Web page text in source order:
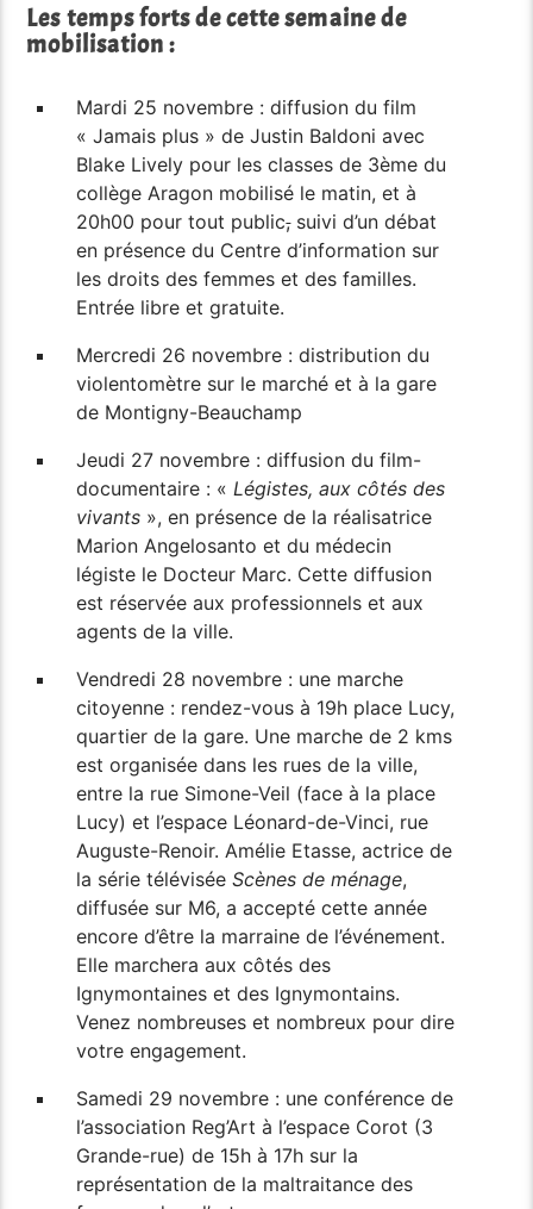
Les temps forts de cette semaine de
mobilisation :
Mardi 25 novembre : diffusion du film
« Jamais plus » de Justin Baldoni avec
Blake Lively pour les classes de 3ème du
collège Aragon mobilisé le matin, et à
20h00 pour tout public,suivi d’un débat
en présence du Centre d’information sur
les droits des femmes et des familles.
Entrée libre et gratuite.
Mercredi 26 novembre : distribution du
violentomètre sur le marché et à la gare
de Montigny-Beauchamp
Jeudi 27 novembre : diffusion du film-
documentaire : «Légistes, aux côtés des
vivants », en présence de la réalisatrice
Marion Angelosanto et du médecin
légiste le Docteur Marc. Cette diffusion
est réservée aux professionnels et aux
agents de la ville.
Vendredi 28 novembre : une marche
citoyenne : rendez-vous à 19h place Lucy,
quartier de la gare. Une marche de 2 kms
est organisée dans les rues de la ville,
entre la rue Simone-Veil (face à la place
Lucy) et l’espace Léonard-de-Vinci, rue
Auguste-Renoir. Amélie Etasse, actrice de
la série téléviséeScènes de ménage,
diffusée sur M6, a accepté cette année
encore d’être la marraine de l’événement.
Elle marchera aux côtés des
Ignymontaines et des Ignymontains.
Venez nombreuses et nombreux pour dire
votre engagement.
Samedi 29 novembre : une conférence de
l’association Reg’Art à l’espace Corot (3
Grande-rue) de 15h à 17h sur la
représentation de la maltraitance des